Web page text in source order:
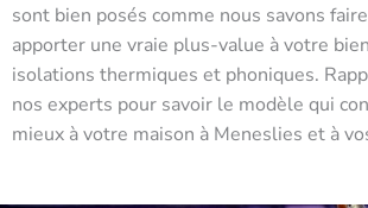
sont bien posés comme nous savons
apporter une vraie plus-value à votre
isolations thermiques et phoniques.
nos experts pour savoir le modèle qui
mieux à votre maison à Meneslies et à